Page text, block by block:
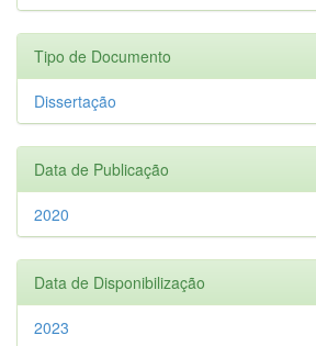
Tipo de Documento
Dissertação
Data de Publicação
2020
Data de Disponibilização
2023